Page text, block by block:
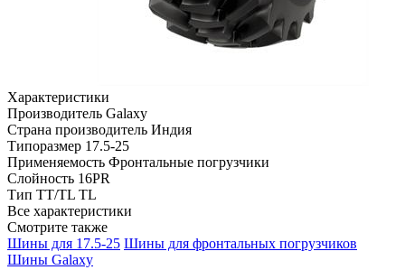
Характеристики
Производитель Galaxy
Страна производитель Индия
Типоразмер 17.5-25
Применяемость Фронтальные погрузчики
Слойность 16PR
Тип TT/TL TL
Все характеристики
Смотрите также
Шины для 17.5-25 Шины для фронтальных погрузчиков
Шины Galaxy